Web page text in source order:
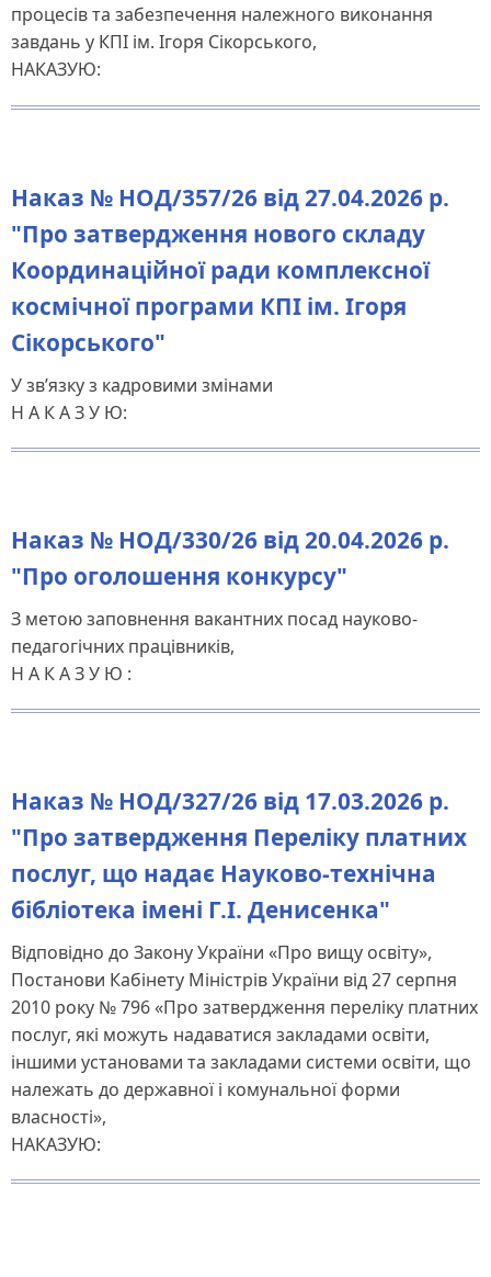
процесів та забезпечення належного виконання
завдань у КПІ ім. Ігоря Сікорського,
НАКАЗУЮ:
Наказ № НОД/357/26 від 27.04.2026 р.
"Про затвердження нового складу
Координаційної ради комплексної
космічної програми КПІ ім. Ігоря
Сікорського"
У зв’язку з кадровими змінами
Н А К А З У Ю:
Наказ № НОД/330/26 від 20.04.2026 р.
"Про оголошення конкурсу"
З метою заповнення вакантних посад науково-
педагогічних працівників,
Н А К А З У Ю :
Наказ № НОД/327/26 від 17.03.2026 р.
"Про затвердження Переліку платних
послуг, що надає Науково-технічна
бібліотека імені Г.І. Денисенка"
Відповідно до Закону України «Про вищу освіту»,
Постанови Кабінету Міністрів України від 27 серпня
2010 року № 796 «Про затвердження переліку платних
послуг, які можуть надаватися закладами освіти,
іншими установами та закладами системи освіти, що
належать до державної і комунальної форми
власності»,
НАКАЗУЮ: